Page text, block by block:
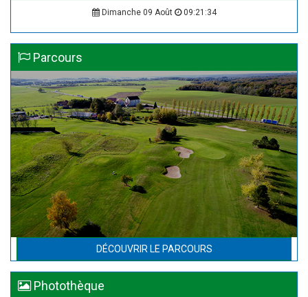
Dimanche 09 Août 09:21:34
Parcours
DÉCOUVRIR LE PARCOURS
Photothèque